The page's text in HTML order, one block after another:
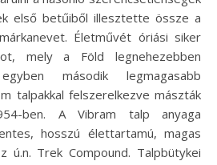
első betűiből illesztette össze a
Életművét óriási siker
mely a Föld legnehezebben
második legmagasabb
talpakkal felszerelkezve mászták
ben. A Vibram talp anyaga
hosszú élettartamú, magas
ú.n. Trek Compound. Talpbütykei